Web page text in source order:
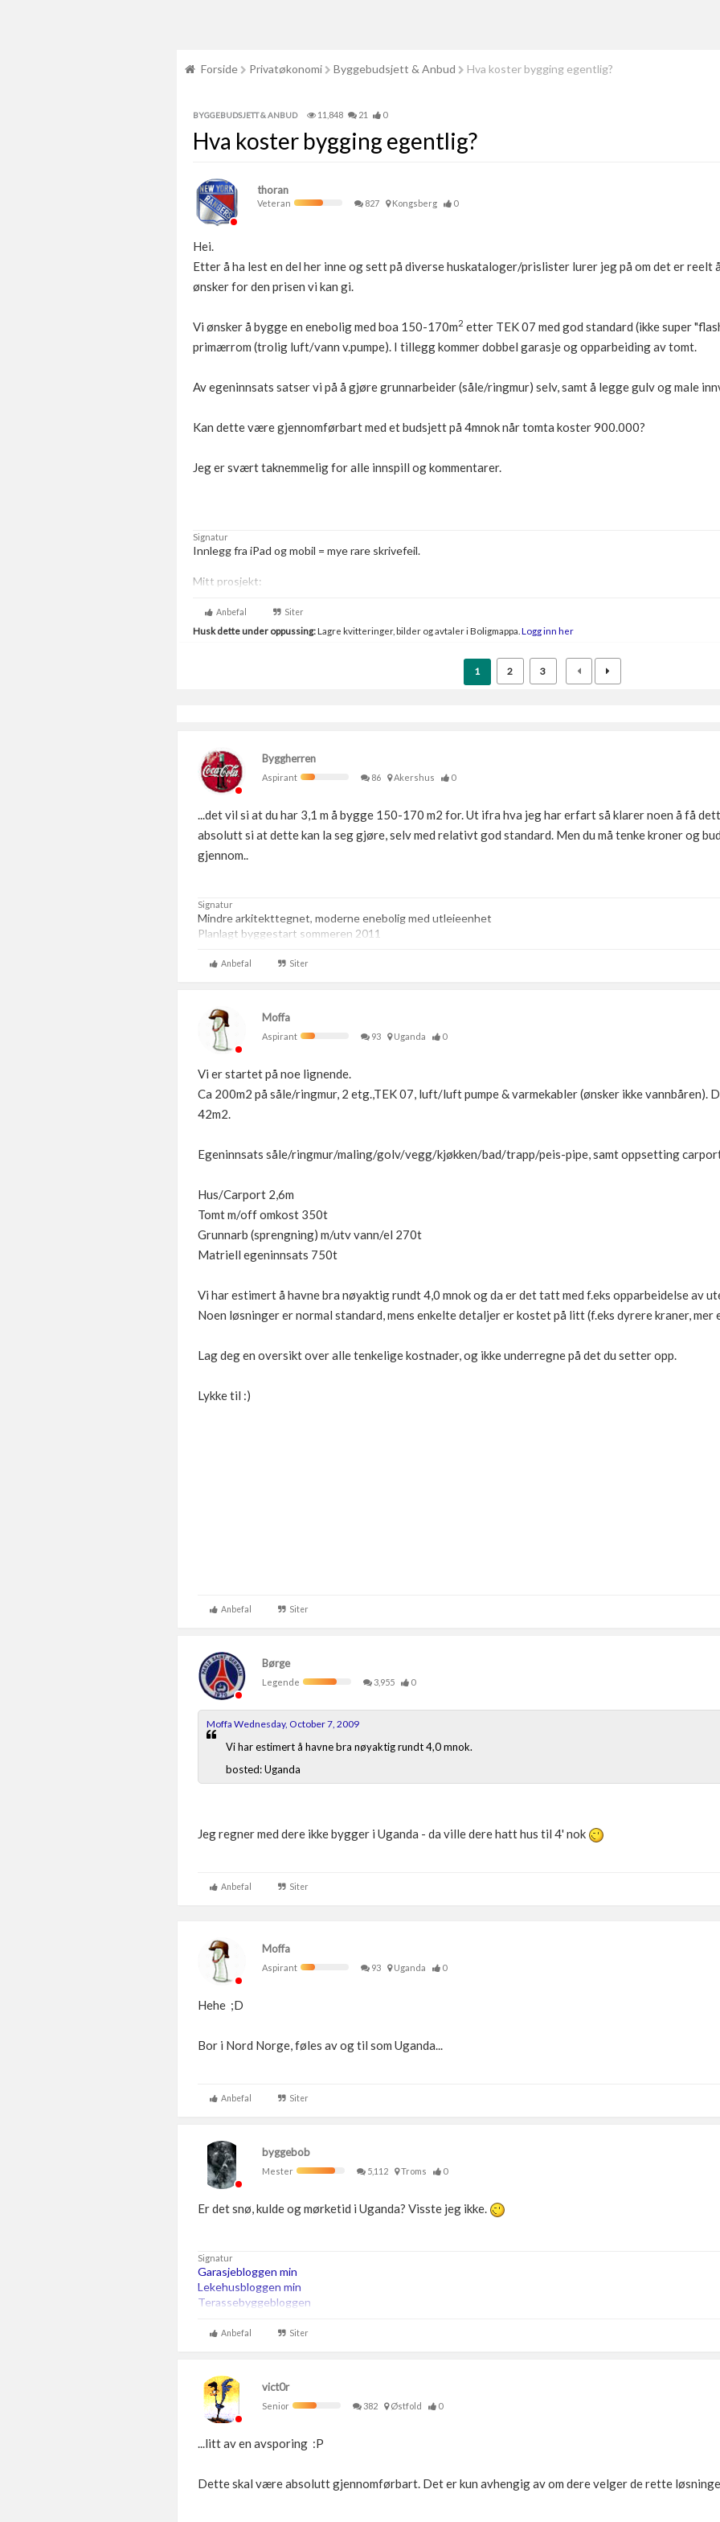
Forside Privatøkonomi Byggebudsjett & Anbud Hva koster bygging egentlig?
BYGGEBUDSJETT & ANBUD 11,848 21 0
Hva koster bygging egentlig?
thoran
Veteran 827 Kongsberg 0
Hei.
Etter å ha lest en del her inne og sett på diverse huskataloger/prislister lurer jeg på om det er reelt
ønsker for den prisen vi kan gi.
Vi ønsker å bygge en enebolig med boa 150-170m2 etter TEK 07 med god standard (ikke super
primærrom (trolig luft/vann v.pumpe). I tillegg kommer dobbel garasje og opparbeiding av tomt.
Av egeninnsats satser vi på å gjøre grunnarbeider (såle/ringmur) selv, samt å legge gulv og male
Kan dette være gjennomførbart med et budsjett på 4mnok når tomta koster 900.000?
Jeg er svært taknemmelig for alle innspill og kommentarer.
Signatur
Innlegg fra iPad og mobil = mye rare skrivefeil.
Mitt prosjekt:
Anbefal Siter
Husk dette under oppussing:Lagre kvitteringer, bilder og avtaler i Boligmappa. Logg inn her
1 2 3
Byggherren
Aspirant
86 Akershus 0
...det vil si at du har 3,1 m å bygge 150-170 m2 for. Ut ifra hva jeg har erfart så klarer noen å få
absolutt si at dette kan la seg gjøre, selv med relativt god standard. Men du må tenke kroner og
gjennom..
Signatur
Mindre arkitekttegnet, moderne enebolig med utleieenhet
Planlagt byggestart sommeren 2011
Anbefal Siter
Moffa
Aspirant
93 Uganda 0
Vi er startet på noe lignende.
Ca 200m2 på såle/ringmur, 2 etg.,TEK 07, luft/luft pumpe & varmekabler (ønsker ikke vannbåren).
42m2.
Egeninnsats såle/ringmur/maling/golv/vegg/kjøkken/bad/trapp/peis-pipe, samt oppsetting carport
Hus/Carport 2,6m
Tomt m/off omkost 350t
Grunnarb (sprengning) m/utv vann/el 270t
Matriell egeninnsats 750t
Vi har estimert å havne bra nøyaktig rundt 4,0 mnok og da er det tatt med f.eks opparbeidelse av
Noen løsninger er normal standard, mens enkelte detaljer er kostet på litt (f.eks dyrere kraner, mer
Lag deg en oversikt over alle tenkelige kostnader, og ikke underregne på det du setter opp.
Lykke til :)
Anbefal Siter
Børge
Legende
3,955 0
Moffa Wednesday, October 7, 2009
Vi har estimert å havne bra nøyaktig rundt 4,0 mnok.
bosted: Uganda
Jeg regner med dere ikke bygger i Uganda - da ville dere hatt hus til 4' nok
Anbefal Siter
Moffa
Aspirant
93 Uganda 0
Hehe ;D
Bor i Nord Norge, føles av og til som Uganda...
Anbefal Siter
byggebob
Mester
5,112 Troms 0
Er det snø, kulde og mørketid i Uganda? Visste jeg ikke.
Signatur
Garasjebloggen min
Lekehusbloggen min
Terassebyggebloggen
260m2 bta trehus etter TEK07, Thermia Optimum G2 8kw i serie med 200ltr OZO Super. 180m
Anbefal Siter
vict0r
Senior
382 Østfold 0
...litt av en avsporing :P
Dette skal være absolutt gjennomførbart. Det er kun avhengig av om dere velger de rette